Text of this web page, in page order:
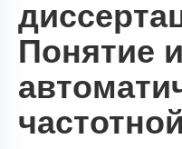
Понятие